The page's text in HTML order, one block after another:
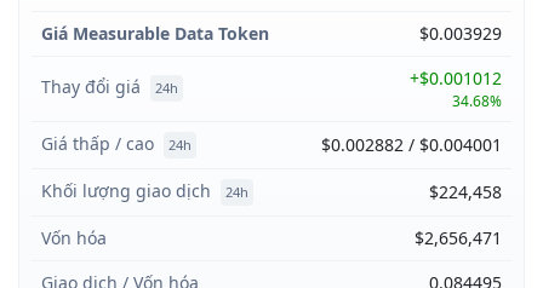
Giá Measurable Data Token $0.003929
Thay đổi giá 24h +$0.001012
34.68%
Giá thấp / cao 24h
$0.002882 / $0.004001
Khối lượng giao dịch
24h
$224,458
Vốn hóa
$2,656,471
Giao dịch / Vốn hóa
0.084495